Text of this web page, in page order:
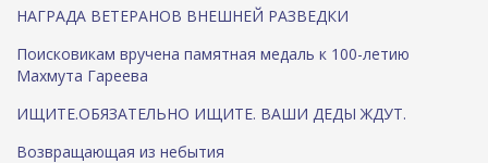
НАГРАДА ВЕТЕРАНОВ ВНЕШНЕЙ РАЗВЕДКИ
Поисковикам вручена памятная медаль к 100-летию
Махмута Гареева
ИЩИТЕ.ОБЯЗАТЕЛЬНО ИЩИТЕ. ВАШИ ДЕДЫ ЖДУТ.
Возвращающая из небытия